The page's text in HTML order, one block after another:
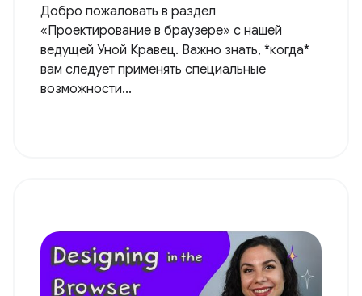
Добро пожаловать в раздел
«Проектирование в браузере» с нашей
ведущей Уной Кравец. Важно знать, *когда*
вам следует применять специальные
возможности...